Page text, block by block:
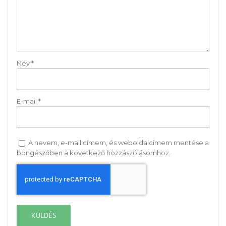
Név*
E-mail *
A nevem, e-mail címem, és weboldalcímem mentése a
böngészőben a következő hozzászólásomhoz.